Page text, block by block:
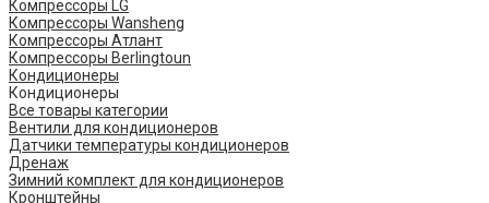
Компрессоры LG
Компрессоры Wansheng
Компрессоры Атлант
Компрессоры Berlingtoun
Кондиционеры
Кондиционеры
Все товары категории
Вентили для кондиционеров
Датчики температуры кондиционеров
Дренаж
Зимний комплект для кондиционеров
Кронштейны